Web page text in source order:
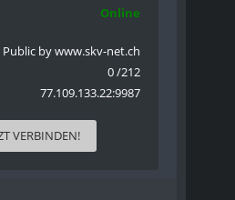
Online
Public by www.skv-net.ch
0 /212
77.109.133.22:9987
VERBINDEN!